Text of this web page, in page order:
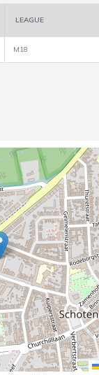
LEAGUE
M18